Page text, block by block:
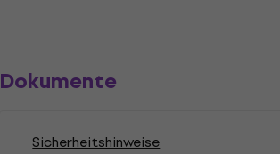
Dokumente
Sicherheitshinweise